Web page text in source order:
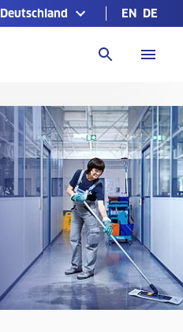
Deutschland EN DE